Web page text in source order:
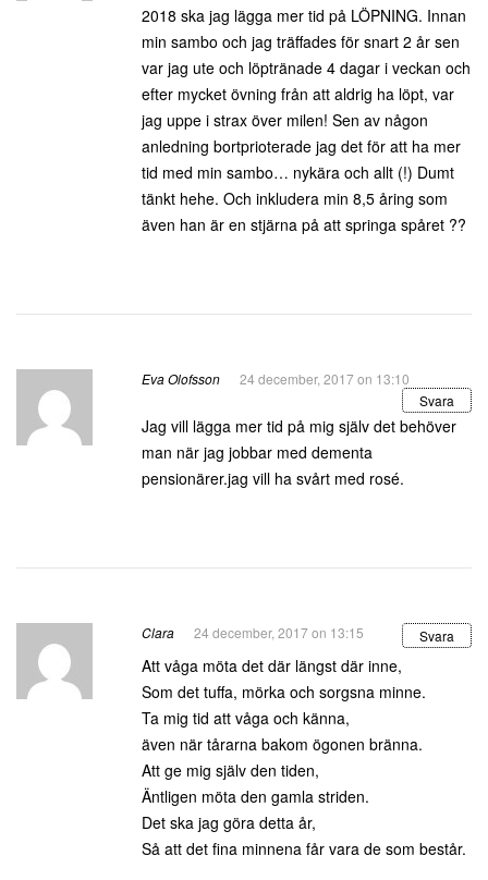
2018 ska jag lägga mer tid på LÖPNING. Innan
min sambo och jag träffades för snart 2 år sen
var jag ute och löptränade 4 dagar i veckan och
efter mycket övning från att aldrig ha löpt, var
jag uppe i strax över milen! Sen av någon
anledning bortprioterade jag det för att ha mer
tid med min sambo… nykära och allt (!) Dumt
tänkt hehe. Och inkludera min 8,5 åring som
även han är en stjärna på att springa spåret ??
Eva Olofsson
24 december, 2017 on 13:10
Svara
Jag vill lägga mer tid på mig själv det behöver
man när jag jobbar med dementa
pensionärer.jag vill ha svårt med rosé.
Clara 24 december, 2017 on 13:15 Svara
Att våga möta det där längst där inne,
Som det tuffa, mörka och sorgsna minne.
Ta mig tid att våga och känna,
även när tårarna bakom ögonen bränna.
Att ge mig själv den tiden,
Äntligen möta den gamla striden.
Det ska jag göra detta år,
Så att det fina minnena får vara de som består.